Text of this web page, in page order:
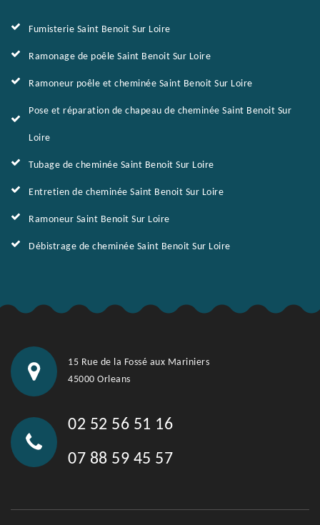
Fumisterie Saint Benoit Sur Loire
Ramonage de poêle Saint Benoit Sur Loire
Ramoneur poêle et cheminée Saint Benoit Sur Loire
Pose et réparation de chapeau de cheminée Saint Benoit Sur
Loire
Tubage de cheminée Saint Benoit Sur Loire
Entretien de cheminée Saint Benoit Sur Loire
Ramoneur Saint Benoit Sur Loire
Débistrage de cheminée Saint Benoit Sur Loire
15 Rue de la Fossé aux Mariniers
45000 Orleans
02 52 56 51 16
07 88 59 45 57